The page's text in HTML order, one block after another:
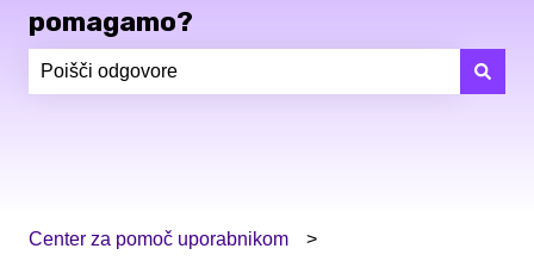
pomagamo?
Center za pomoč uporabnikom